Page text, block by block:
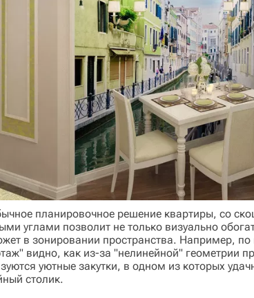
планировочное решение квартиры, со
углами позволит не только визуально
в зонировании пространства. Например, по
видно, как из-за "нелинейной" геометрии
уютные закутки, в одном из которых
столик.